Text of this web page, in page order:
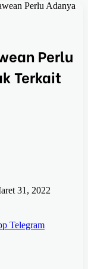
Perlu Adanya
Perlu
Terkait
31, 2022
Telegram